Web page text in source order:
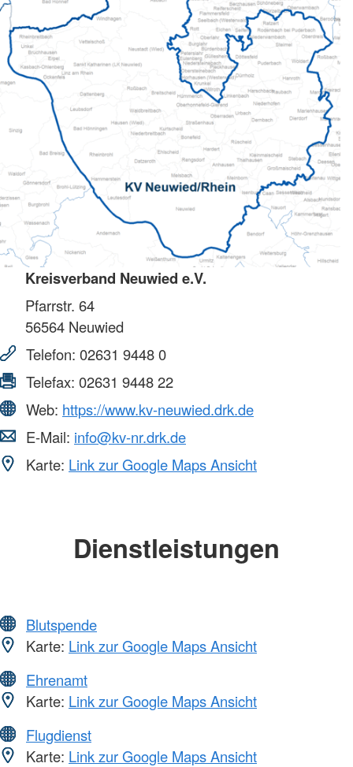
Kreisverband Neuwied e.V.
Pfarrstr. 64
56564 Neuwied
Telefon: 02631 9448 0
Telefax: 02631 9448 22
Web: https://www.kv-neuwied.drk.de
E-Mail: info@kv-nr.drk.de
Karte: Link zur Google Maps Ansicht
Dienstleistungen
Blutspende
Karte: Link zur Google Maps Ansicht
Ehrenamt
Karte: Link zur Google Maps Ansicht
Flugdienst
Karte: Link zur Google Maps Ansicht